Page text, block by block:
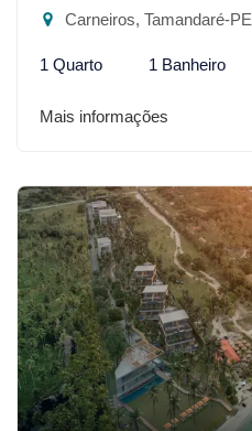
Carneiros, Tamandaré-PE
1 Quarto 1 Banheiro
Mais informações